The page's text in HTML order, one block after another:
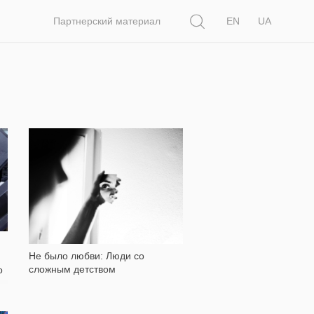
Партнерский материал
EN
UA
Не было любви: Люди со
сложным детством
16 404